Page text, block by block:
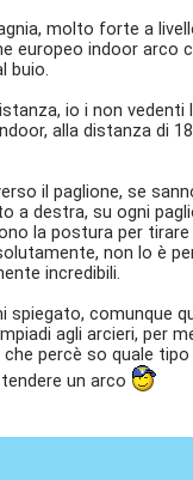
molto forte a
europeo indoor arco
buio.
io i non vedenti
alla distanza di
il paglione, se
a destra, su ogni
la postura per
non lo è
incredibili.
spiegato, comunque
agli arcieri, per
che percè so quale
un arco